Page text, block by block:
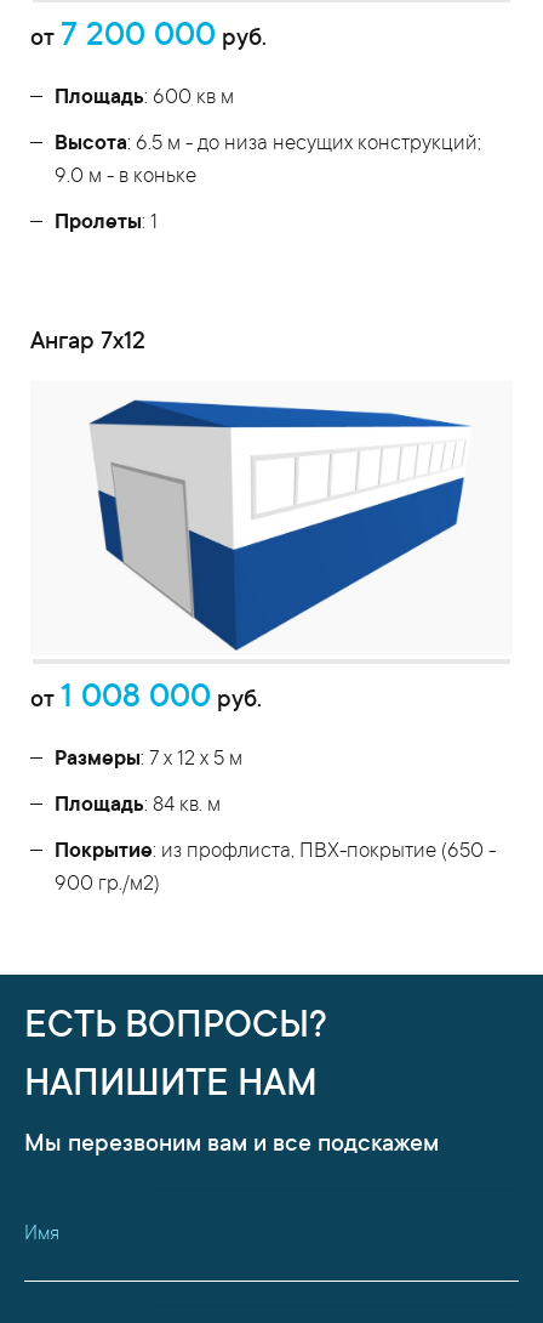
от 7 200 000 руб.
Площадь: 600 кв м
Высота: 6.5 м - до низа несущих конструкций;
9.0 м - в коньке
Пролеты: 1
Ангар 7х12
от 1 008 000 руб.
Размеры: 7 х 12 х 5 м
Площадь: 84 кв. м
Покрытие: из профлиста, ПВХ-покрытие (650 -
900 гр./м2)
ЕСТЬ ВОПРОСЫ?
НАПИШИТЕ НАМ
Мы перезвоним вам и все подскажем
Имя